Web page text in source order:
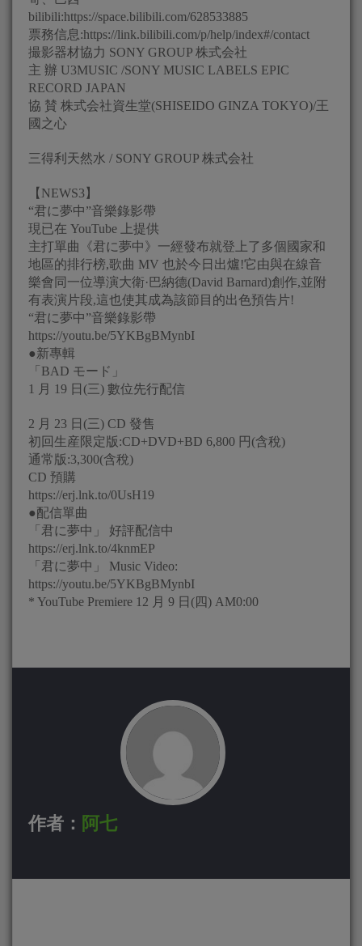
bilibili:https://space.bilibili.com/628533885
票務信息:https://link.bilibili.com/p/help/index#/contact
撮影器材協力 SONY GROUP 株式会社
主 辦 U3MUSIC /SONY MUSIC LABELS EPIC
RECORD JAPAN
協 賛 株式会社資生堂(SHISEIDO GINZA TOKYO)/王
國之心
三得利天然水 / SONY GROUP 株式会社
【NEWS3】
“君に夢中”音樂錄影帶
現已在 YouTube 上提供
主打單曲《君に夢中》一經發布就登上了多個國家和
地區的排行榜,歌曲 MV 也於今日出爐!它由與在線音
樂會同一位導演大衛·巴納德(David Barnard)創作,並附
有表演片段,這也使其成為該節目的出色預告片!
“君に夢中”音樂錄影帶
https://youtu.be/5YKBgBMynbI
●新專輯
「BAD モード」
1 月 19 日(三) 數位先行配信
2 月 23 日(三) CD 發售
初回生産限定版:CD+DVD+BD 6,800 円(含稅)
通常版:3,300(含稅)
CD 預購
https://erj.lnk.to/0UsH19
●配信單曲
「君に夢中」 好評配信中
https://erj.lnk.to/4knmEP
「君に夢中」 Music Video:
https://youtu.be/5YKBgBMynbI
* YouTube Premiere 12 月 9 日(四) AM0:00
作者： 阿七